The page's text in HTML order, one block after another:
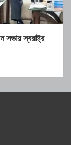
স্বরাষ্ট্র